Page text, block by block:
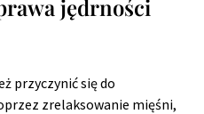
jędrności
przyczynić się do
zrelaksowanie mięśni,